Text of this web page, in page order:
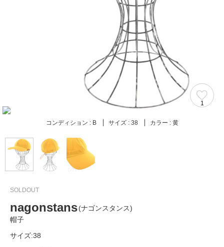
1
コンディション : B サイズ : 38 カラー : 黄
SOLDOUT
nagonstans(ナゴンスタンス)
帽子
サイズ:38